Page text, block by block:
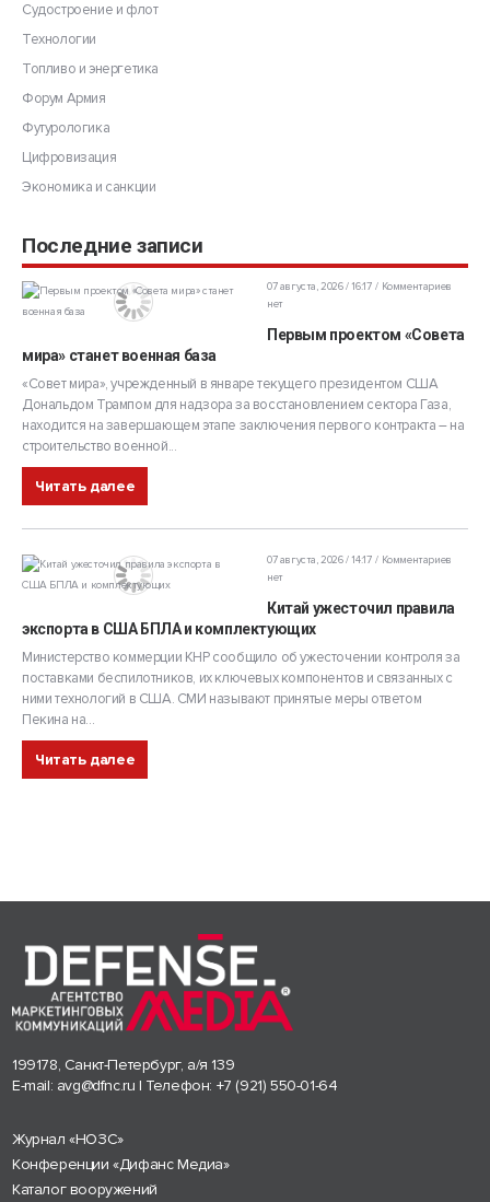
Судостроение и флот
Технологии
Топливо и энергетика
Форум Армия
Футурологика
Цифровизация
Экономика и санкции
Последние записи
07 августа, 2026 / 16:17
Комментариев
нет
Первым проектом «Совета
мира» станет военная база
«Совет мира», учрежденный в январе текущего президентом США
Дональдом Трампом для надзора за восстановлением сектора Газа,
находится на завершающем этапе заключения первого контракта – на
строительство военной...
Читать далее
07 августа, 2026 / 14:17
Комментариев
нет
Китай ужесточил правила
экспорта в США БПЛА и комплектующих
Министерство коммерции КНР сообщило об ужесточении контроля за
поставками беспилотников, их ключевых компонентов и связанных с
ними технологий в США. СМИ называют принятые меры ответом
Пекина на...
Читать далее
199178, Санкт-Петербург, а/я 139
E-mail: avg@dfnc.ru | Телефон: +7 (921) 550-01-64
Журнал «НОЗС»
Конференции «Дифанс Медиа»
Каталог вооружений